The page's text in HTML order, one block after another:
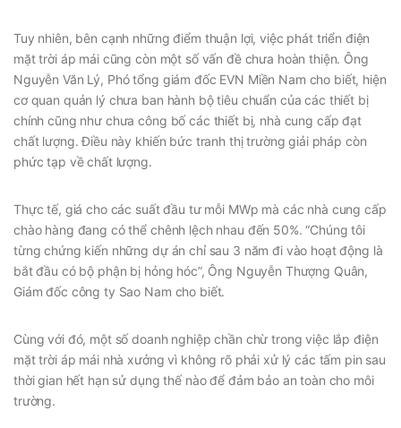
Tuy nhiên, bên cạnh những điểm thuận lợi, việc phát triển điện
mặt trời áp mái cũng còn một số vấn đề chưa hoàn thiện. Ông
Nguyễn Văn Lý, Phó tổng giám đốc EVN Miền Nam cho biết, hiện
cơ quan quản lý chưa ban hành bộ tiêu chuẩn của các thiết bị
chính cũng như chưa công bố các thiết bị, nhà cung cấp đạt
chất lượng. Điều này khiến bức tranh thị trường giải pháp còn
phức tạp về chất lượng.
Thực tế, giá cho các suất đầu tư mỗi MWp mà các nhà cung cấp
chào hàng đang có thể chênh lệch nhau đến 50%. “Chúng tôi
từng chứng kiến những dự án chỉ sau 3 năm đi vào hoạt động là
bắt đầu có bộ phận bị hỏng hóc”, Ông Nguyễn Thượng Quân,
Giám đốc công ty Sao Nam cho biết.
Cùng với đó, một số doanh nghiệp chần chừ trong việc lắp điện
mặt trời áp mái nhà xưởng vì không rõ phải xử lý các tấm pin sau
thời gian hết hạn sử dụng thế nào để đảm bảo an toàn cho môi
trường.